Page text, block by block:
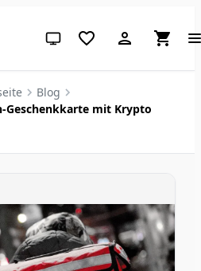
System-Design (klicken für
Blog
Geschenkkarte mit Krypto